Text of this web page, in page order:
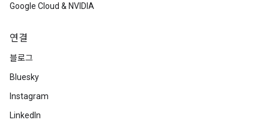
Google Cloud & NVIDIA
연결
블로그
Bluesky
Instagram
LinkedIn